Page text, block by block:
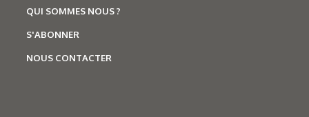
QUI SOMMES NOUS ?
S'ABONNER
NOUS CONTACTER